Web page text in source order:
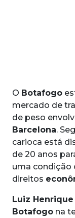
O Botafogo
mercado de
de peso
Barcelona.
carioca está
de 20 anos
uma condição
direitos
Luiz Henrique
Botafogo na